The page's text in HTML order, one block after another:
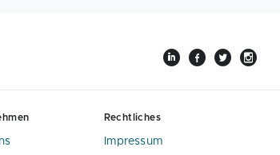
Rechtliches
Impressum